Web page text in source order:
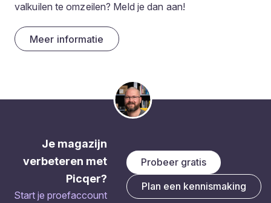
valkuilen te omzeilen? Meld je dan aan!
Meer informatie
Je magazijn
verbeteren met
Picqer?
Start je proefaccount
Probeer gratis
Plan een kennismaking